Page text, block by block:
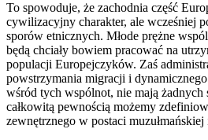
To spowoduje, że zachodnia część
cywilizacyjny charakter, ale wcześniej
sporów etnicznych. Młode prężne
będą chciały bowiem pracować na
populacji Europejczyków. Zaś
powstrzymania migracji i
wśród tych wspólnot, nie mają żadnych
całkowitą pewnością możemy
zewnętrznego w postaci